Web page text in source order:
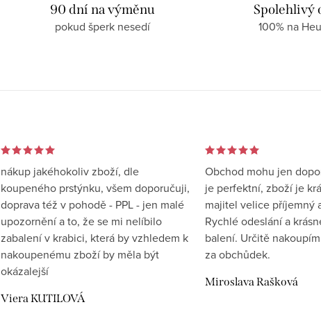
90 dní na výměnu
pokud šperk nesedí
Spolehlivý
100% na
nákup jakéhokoliv zboží, dle
koupeného prstýnku, všem doporučuji,
doprava též v pohodě - PPL - jen malé
upozornění a to, že se mi nelíbilo
zabalení v krabici, která by vzhledem k
nakoupenému zboží by měla být
okázalejší
Viera KUTILOVÁ
Obchod mohu jen
je perfektní, zboží je
majitel velice příjemný
Rychlé odeslání a
balení. Určitě
za obchůdek.
Miroslava Rašková